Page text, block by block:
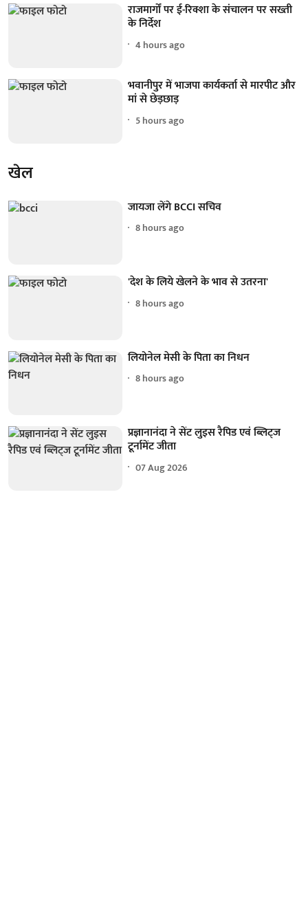
राजमार्गों पर ई-रिक्शा के संचालन पर सख्ती
के निर्देश
4 hours ago
भवानीपुर में भाजपा कार्यकर्ता से मारपीट और
मां से छेड़छाड़
5 hours ago
खेल
जायजा लेंगे BCCI सचिव
8 hours ago
'देश के लिये खेलने के भाव से उतरना'
8 hours ago
लियोनेल मेसी के पिता का निधन
8 hours ago
प्रज्ञानानंदा ने सेंट लुइस रैपिड एवं ब्लिट्ज
टूर्नामेंट जीता
07 Aug 2026